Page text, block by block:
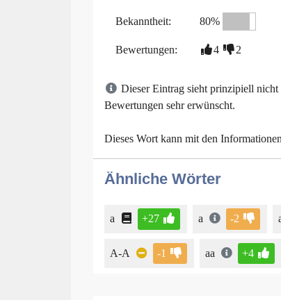
Bekanntheit: 80%
Bewertungen: 4 2
Dieser Eintrag sieht prinzipiell
Bewertungen sehr erwünscht.
Dieses Wort kann mit den
Ähnliche Wörter
a +27 a -2
A-A -1 aa +4